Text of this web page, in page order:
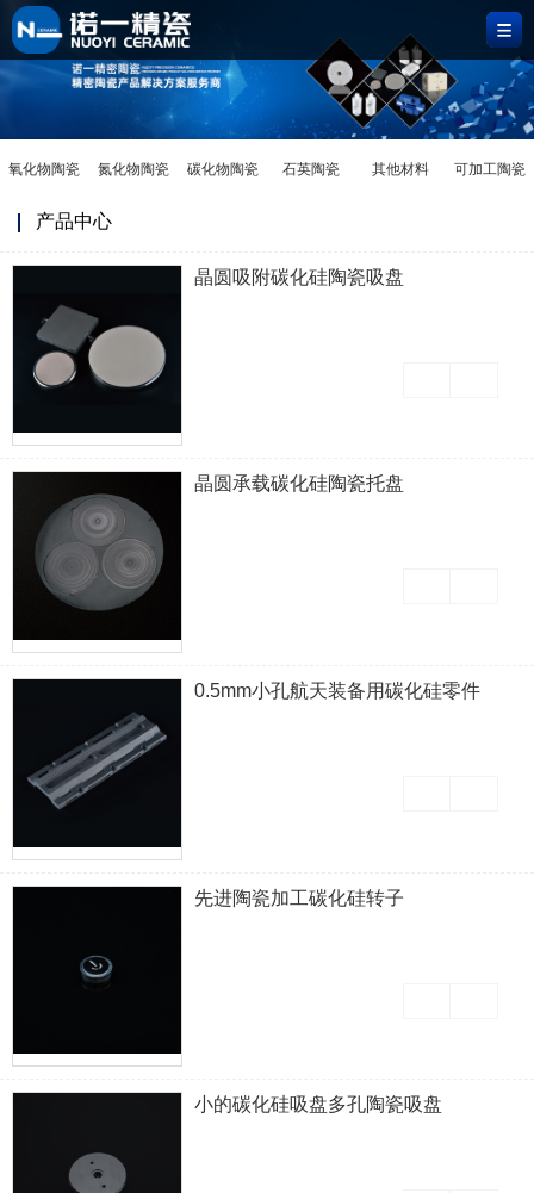
首
页陶
瓷
应
氧化物陶瓷 氮化物陶瓷 碳化物陶瓷 石英陶瓷 其他材料 可加工陶瓷
产品中心
晶圆吸附碳化硅陶瓷吸盘
晶圆承载碳化硅陶瓷托盘
0.5mm小孔航天装备用碳化硅零件
先进陶瓷加工碳化硅转子
小的碳化硅吸盘多孔陶瓷吸盘